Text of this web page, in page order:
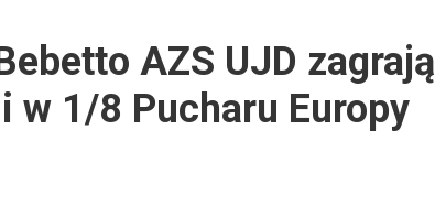
AZS UJD zagrają
w 1/8 Pucharu Europy